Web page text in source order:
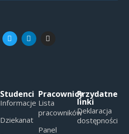
Studenci
Informacje
Dziekanat
Pracownicy
Lista
pracowników
Panel
Przydatne
linki
Deklaracja
dostępności